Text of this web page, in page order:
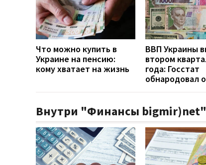
Что можно купить в
Украине на пенсию:
кому хватает на жизнь
ВВП Украины
втором
года: Госстат
обнародовал
Внутри "Финансы bigmir)net"